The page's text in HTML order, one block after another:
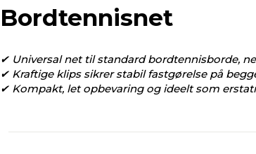
Bordtennisnet
✔ Universal net til standard bordtennisborde,
✔ Kraftige klips sikrer stabil fastgørelse på
✔ Kompakt, let opbevaring og ideelt som